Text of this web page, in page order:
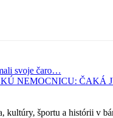
svoje čaro…
NEMOCNICU: ČAKÁ
kultúry, športu a histórii v